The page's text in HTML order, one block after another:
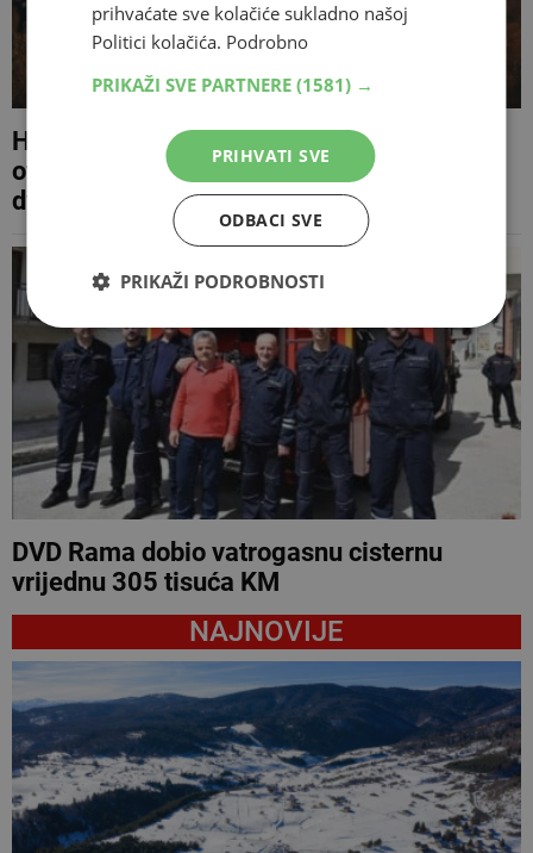
Hercegovac osumnjičen da je susjedu
otrovao pašnjak i hranu za stoku, uginule
dvije krave
DVD Rama dobio vatrogasnu cisternu
vrijednu 305 tisuća KM
NAJNOVIJE
prihvaćate sve kolačiće sukladno našoj
Politici kolačića. Podrobno
PRIKAŽI SVE PARTNERE (1581) →
PRIHVATI SVE
ODBACI SVE
PRIKAŽI PODROBNOSTI